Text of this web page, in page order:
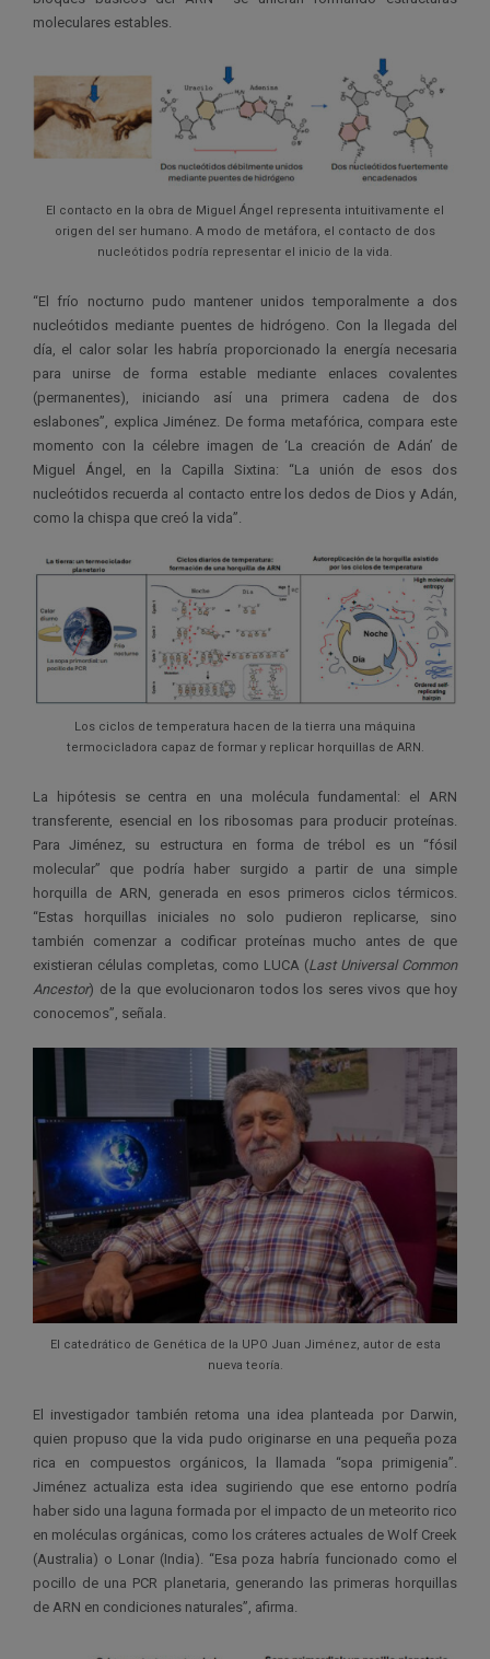
moleculares estables.
El contacto en la obra de Miguel Ángel representa intuitivamente el
origen del ser humano. A modo de metáfora, el contacto de dos
nucleótidos podría representar el inicio de la vida.
“El frío nocturno pudo mantener unidos temporalmente a dos
nucleótidos mediante puentes de hidrógeno. Con la llegada del
día, el calor solar les habría proporcionado la energía necesaria
para unirse de forma estable mediante enlaces covalentes
(permanentes), iniciando así una primera cadena de dos
eslabones”, explica Jiménez. De forma metafórica, compara este
momento con la célebre imagen de ‘La creación de Adán’ de
Miguel Ángel, en la Capilla Sixtina: “La unión de esos dos
nucleótidos recuerda al contacto entre los dedos de Dios y Adán,
como la chispa que creó la vida”.
Los ciclos de temperatura hacen de la tierra una máquina
termocicladora capaz de formar y replicar horquillas de ARN.
La hipótesis se centra en una molécula fundamental: el ARN
transferente, esencial en los ribosomas para producir proteínas.
Para Jiménez, su estructura en forma de trébol es un “fósil
molecular” que podría haber surgido a partir de una simple
horquilla de ARN, generada en esos primeros ciclos térmicos.
“Estas horquillas iniciales no solo pudieron replicarse, sino
también comenzar a codificar proteínas mucho antes de que
existieran células completas, como LUCA (Last Universal Common
Ancestor) de la que evolucionaron todos los seres vivos que hoy
conocemos”, señala.
El catedrático de Genética de la UPO Juan Jiménez, autor de esta
nueva teoría.
El investigador también retoma una idea planteada por Darwin,
quien propuso que la vida pudo originarse en una pequeña poza
rica en compuestos orgánicos, la llamada “sopa primigenia”.
Jiménez actualiza esta idea sugiriendo que ese entorno podría
haber sido una laguna formada por el impacto de un meteorito rico
en moléculas orgánicas, como los cráteres actuales de Wolf Creek
(Australia) o Lonar (India). “Esa poza habría funcionado como el
pocillo de una PCR planetaria, generando las primeras horquillas
de ARN en condiciones naturales”, afirma.